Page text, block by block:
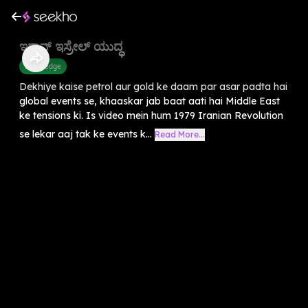
ಇರಾನ್ ಇಸ್ರೇಲ್ ಯುದ್ಧ
Knowledge
Dekhiye kaise petrol aur gold ke daam par asar padta hai
global events se, khaaskar jab baat aati hai Middle East
ke tensions ki. Is video mein hum 1979 Iranian Revolution
se lekar aaj tak ke events k... Read More...